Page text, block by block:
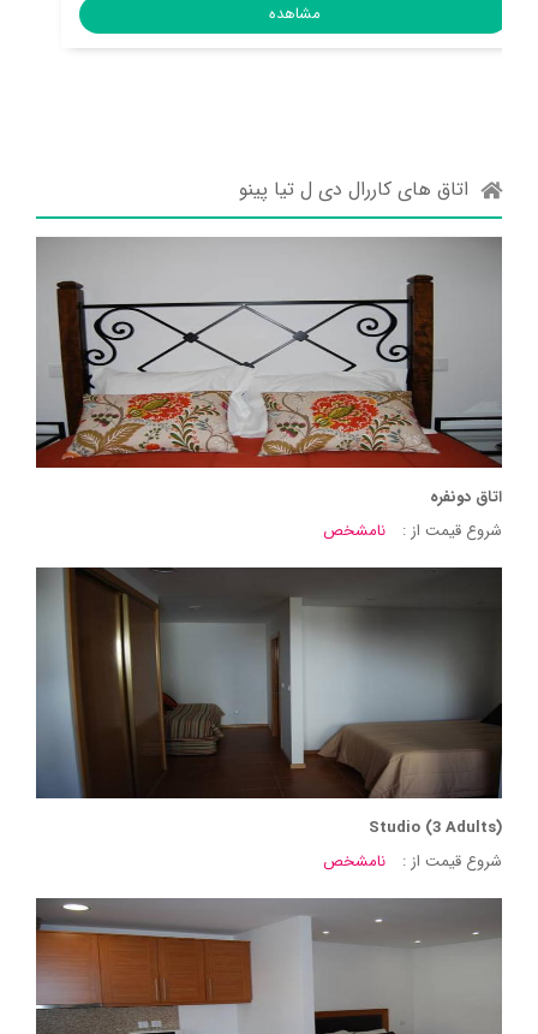
مشاهده
اتاق های کاررال دی ل تیا پینو
اتاق دونفره
شروع قیمت از :
نامشخص
Studio (3 Adults)
شروع قیمت از :
نامشخص